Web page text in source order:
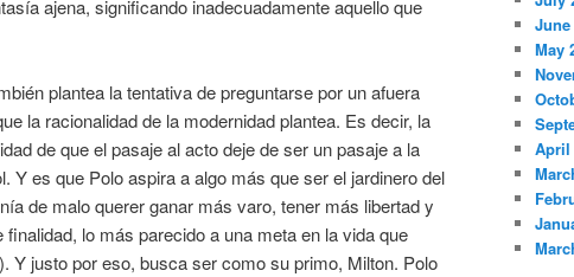
ajena, significando inadecuadamente aquello que
plantea la tentativa de preguntarse por un afuera
la racionalidad de la modernidad plantea. Es decir, la
de que el pasaje al acto deje de ser un pasaje a la
Y es que Polo aspira a algo más que ser el jardinero del
de malo querer ganar más varo, tener más libertad y
finalidad, lo más parecido a una meta en la vida que
Y justo por eso, busca ser como su primo, Milton. Polo
June
May
April